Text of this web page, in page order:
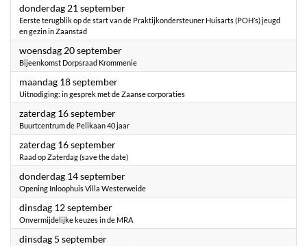
donderdag 21 september2023
Eerste terugblik op de start van de Praktijkondersteuner Huisarts (POH’s) jeugd
en gezin in Zaanstad
woensdag 20 september2023
Bijeenkomst Dorpsraad Krommenie
maandag 18 september2023
Uitnodiging: in gesprek met de Zaanse corporaties
zaterdag 16 september2023
Buurtcentrum de Pelikaan 40 jaar
zaterdag 16 september2023
Raad op Zaterdag (save the date)
donderdag 14 september2023
Opening Inloophuis Villa Westerweide
dinsdag 12 september2023
Onvermijdelijke keuzes in de MRA
dinsdag 5 september2023